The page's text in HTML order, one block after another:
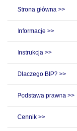
Strona główna >>
Informacje >>
Instrukcja >>
Dlaczego BIP? >>
Podstawa prawna >>
Cennik >>